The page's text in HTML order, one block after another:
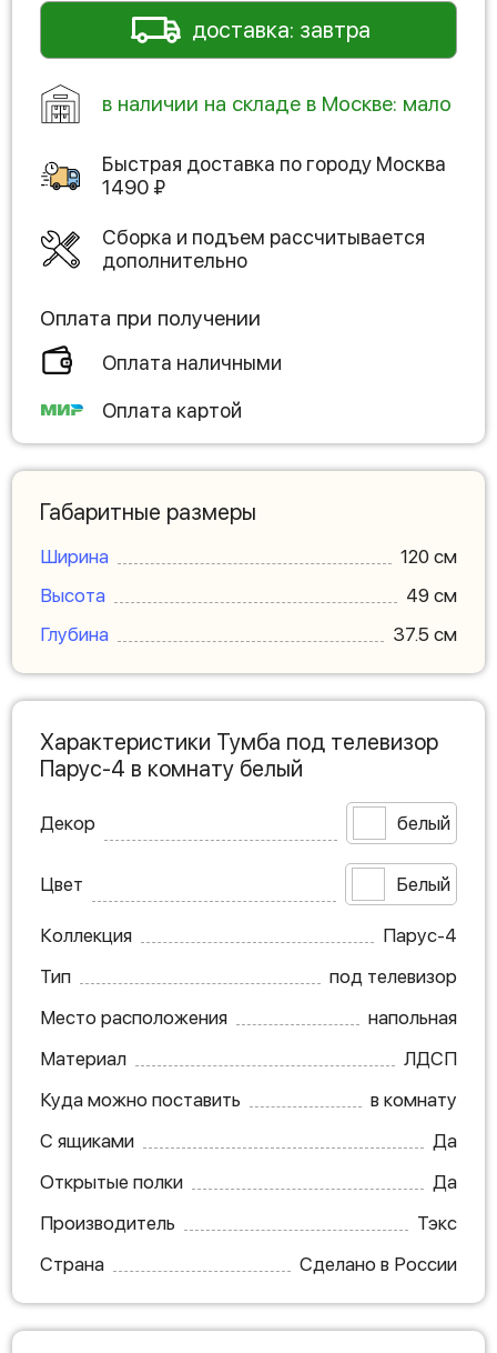
доставка: завтра
в наличии на складе в Москве: мало
Быстрая доставка по городу Москва
1490 ₽
Сборка и подъем рассчитывается
дополнительно
Оплата при получении
Оплата наличными
Оплата картой
Габаритные размеры
Ширина
120 см
Высота
49 см
Глубина
37.5 см
Характеристики Тумба под телевизор
Парус-4 в комнату белый
Декор белый
Цвет Белый
Коллекция
Парус-4
Тип
под телевизор
Место расположения
напольная
Материал
ЛДСП
Куда можно поставить
в комнату
С ящиками
Да
Открытые полки
Да
Производитель
Тэкс
Страна
Сделано в России